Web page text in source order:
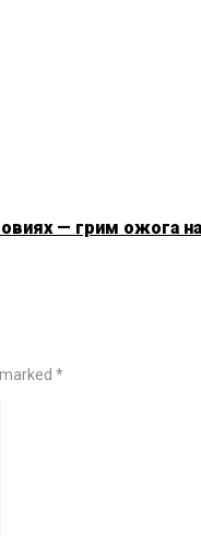
— грим ожога
*